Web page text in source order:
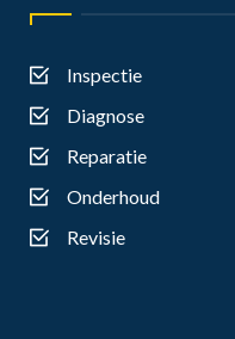
Inspectie
Diagnose
Reparatie
Onderhoud
Revisie